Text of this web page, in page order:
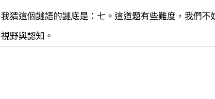
我猜這個謎語的謎底是：七。這道題有些難度，我們
視野與認知。